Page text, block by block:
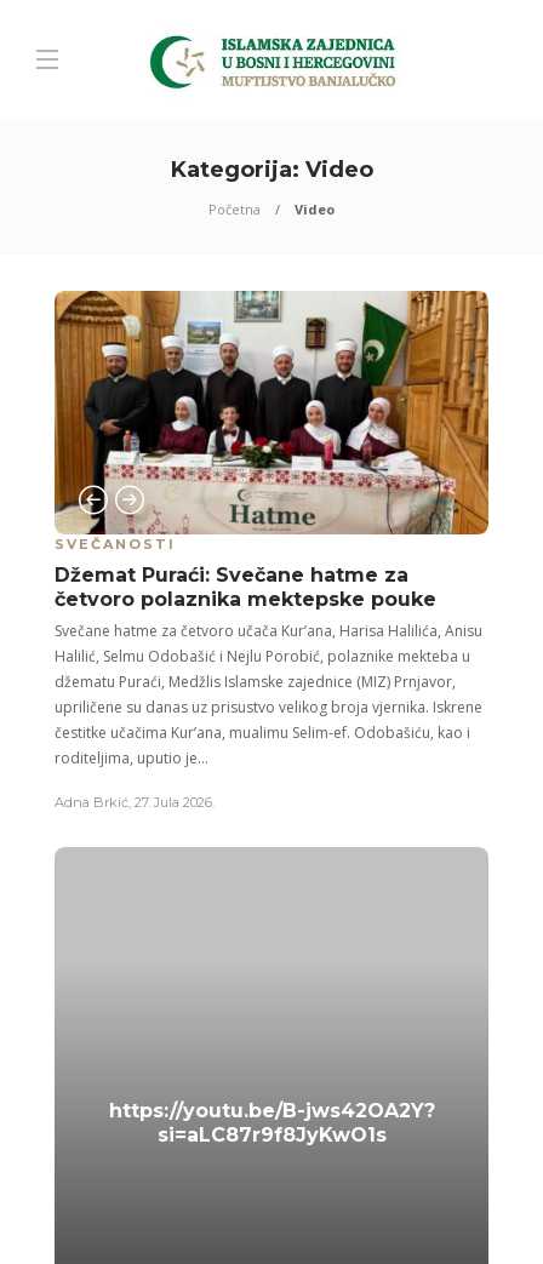
Kategorija: Video
Početna Video
SVEČANOSTI
Džemat Puraći: Svečane hatme za
četvoro polaznika mektepske pouke
Svečane hatme za četvoro učača Kur’ana, Harisa Halilića, Anisu
Halilić, Selmu Odobašić i Nejlu Porobić, polaznike mekteba u
džematu Puraći, Medžlis Islamske zajednice (MIZ) Prnjavor,
upriličene su danas uz prisustvo velikog broja vjernika. Iskrene
čestitke učačima Kur’ana, mualimu Selim-ef. Odobašiću, kao i
roditeljima, uputio je...
Adna Brkić, 27. Jula 2026.
https://youtu.be/B-jws42OA2Y?
si=aLC87r9f8JyKwO1s